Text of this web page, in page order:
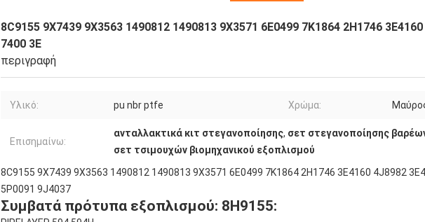
8C9155 9X7439 9X3563 1490812 1490813 9X3571 6E0499 7K1864 2H1746
7400 3E
περιγραφή
Υλικό: pu nbr ptfe Χρώμα:
Επισημαίνω:
ανταλλακτικά κιτ στεγανοποίησης, σετ στεγανοποίησης
σετ τσιμουχών βιομηχανικού εξοπλισμού
8C9155 9X7439 9X3563 1490812 1490813 9X3571 6E0499 7K1864 2H1746 3E4160 4J8982
5P0091 9J4037
Συμβατά πρότυπα εξοπλισμού: 8H9155: